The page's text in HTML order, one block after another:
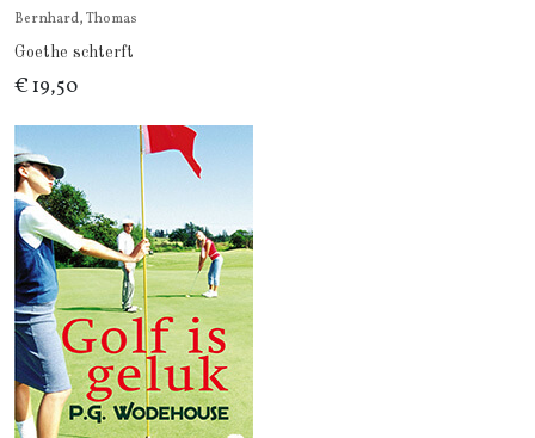
Bernhard, Thomas
Goethe schterft
€ 19,50